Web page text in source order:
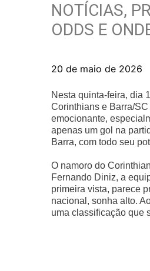
NOTÍCIAS,
ODDS E
20 de maio de 2026
Nesta quinta-feira, dia
Corinthians e Barra/
emocionante,
apenas um gol na
Barra, com todo seu
O namoro do
Fernando Diniz, a
primeira vista, parece
nacional, sonha alto.
uma classificação que